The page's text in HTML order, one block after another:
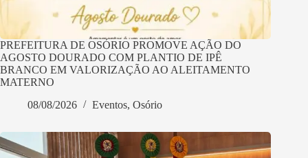
PREFEITURA DE OSÓRIO PROMOVE AÇÃO DO
AGOSTO DOURADO COM PLANTIO DE IPÊ
BRANCO EM VALORIZAÇÃO AO ALEITAMENTO
MATERNO
08/08/2026
Eventos, Osório